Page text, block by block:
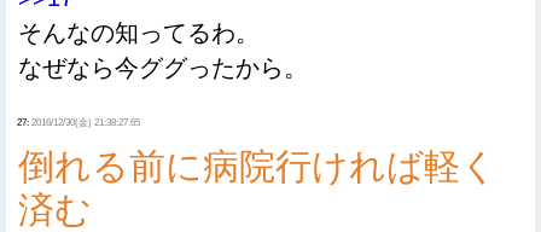
そんなの知ってるわ。
なぜなら今ググったから。
27: 2016/12/30(金) 21:38:27.65
倒れる前に病院行ければ軽く
済む